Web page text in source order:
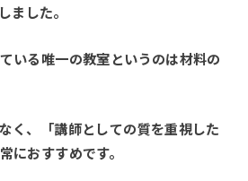
した。
いる唯一の教室というのは材料の
く、
「講師としての質を重視した
におすすめです。